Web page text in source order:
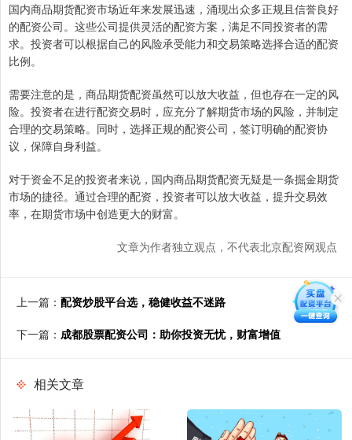
国内商品期货配资市场近年来发展迅速，涌现出众多正规且信誉良好
的配资公司。这些公司提供灵活的配资方案，满足不同投资者的需
求。投资者可以根据自己的风险承受能力和交易策略选择合适的配资
比例。
需要注意的是，商品期货配资虽然可以放大收益，但也存在一定的风
险。投资者在进行配资交易时，应充分了解期货市场的风险，并制定
合理的交易策略。同时，选择正规的配资公司，签订明确的配资协
议，保障自身利益。
对于资金不足的投资者来说，国内商品期货配资无疑是一条掘金期货
市场的捷径。通过合理的配资，投资者可以放大收益，提升交易效
率，在期货市场中创造更大的财富。
文章为作者独立观点，不代表北京配资网观点
上一篇： 配资炒股平台选，稳健收益不迷路
下一篇： 成都股票配资公司：助你投资无忧，财富增值
相关文章